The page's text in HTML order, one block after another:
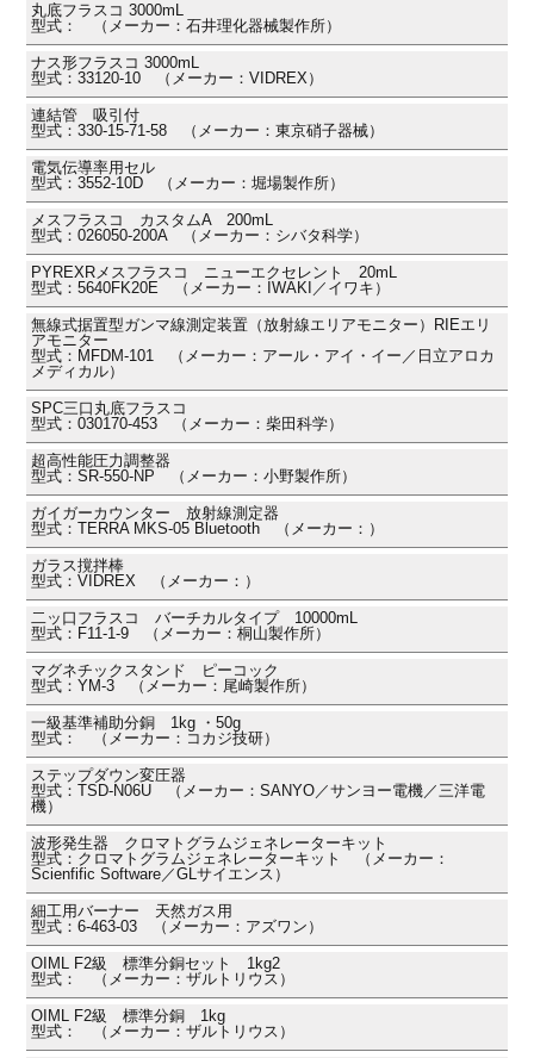
丸底フラスコ 3000mL
型式： （メーカー：石井理化器械製作所）
ナス形フラスコ 3000mL
型式：33120-10 （メーカー：VIDREX）
連結管 吸引付
型式：330-15-71-58 （メーカー：東京硝子器械）
電気伝導率用セル
型式：3552-10D （メーカー：堀場製作所）
メスフラスコ カスタムA 200mL
型式：026050-200A （メーカー：シバタ科学）
PYREXRメスフラスコ ニューエクセレント 20mL
型式：5640FK20E （メーカー：IWAKI／イワキ）
無線式据置型ガンマ線測定装置（放射線エリアモニター）RIEエリ
アモニター
型式：MFDM-101 （メーカー：アール・アイ・イー／日立アロカ
メディカル）
SPC三口丸底フラスコ
型式：030170-453 （メーカー：柴田科学）
超高性能圧力調整器
型式：SR-550-NP （メーカー：小野製作所）
ガイガーカウンター 放射線測定器
型式：TERRA MKS-05 Bluetooth （メーカー：）
ガラス撹拌棒
型式：VIDREX （メーカー：）
二ッ口フラスコ バーチカルタイプ 10000mL
型式：F11-1-9 （メーカー：桐山製作所）
マグネチックスタンド ピーコック
型式：YM-3 （メーカー：尾崎製作所）
一級基準補助分銅 1kg ・50g
型式： （メーカー：コカジ技研）
ステップダウン変圧器
型式：TSD-N06U （メーカー：SANYO／サンヨー電機／三洋電
機）
波形発生器 クロマトグラムジェネレーターキット
型式：クロマトグラムジェネレーターキット （メーカー：
Scienfific Software／GLサイエンス）
細工用バーナー 天然ガス用
型式：6-463-03 （メーカー：アズワン）
OIML F2級 標準分銅セット 1kg2
型式： （メーカー：ザルトリウス）
OIML F2級 標準分銅 1kg
型式： （メーカー：ザルトリウス）